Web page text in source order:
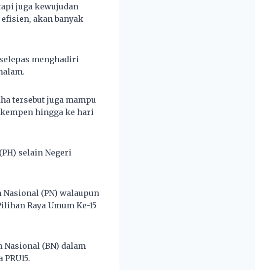
juga kewujudan
akan banyak
menghadiri
tersebut juga mampu
hingga ke hari
selain Negeri
(PN) walaupun
Raya Umum Ke-15
Nasional (BN) dalam